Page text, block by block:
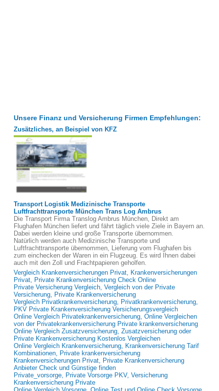
Unsere Finanz und Versicherung Firmen Empfehlungen:
Zusätzliches, an Beispiel von KFZ
Transport Logistik Medizinische Transporte
Luftfrachttransporte München Trans Log Ambrus
Die Transport Firma Translog Ambrus München, Direkt am
Flughafen München liefert und fährt täglich viele Ziele in Bayern an.
Dabei werden kleine und große Transporte übernommen.
Natürlich werden auch Medizinische Transporte und
Luftfrachttransporte übernommen, Lieferung vom Flughafen bis
zum einchecken der Waren in ein Flugzeug. Es wird Ihnen dabei
auch mit den Zoll und Frachtpapieren geholfen.
Vergleich Krankenversicherungen Privat, Krankenversicherungen
Privat, Private Krankenversicherung Check Online
Private Versicherung Vergleich, Vergleich von der Private
Versicherung, Private Krankenversicherung
Vergleich Privatkrankenversicherung, Privatkrankenversicherung,
PKV Private Krankenversicherung Versicherungsvergleich
Online Vergleich Privatekrankenversicherung, Online Vergleichen
von der Privatekrankenversicherung Private krankenversicherung
Online Vergleich Zusatzversicherung, Zusatzversicherung oder
Private Krankenversicherung Kostenlos Vergleichen
Online Vergleich Krankenversicherung, Krankenversicherung Tarif
Kombinationen, Private krankenversicherung
Krankenversicherungen Privat, Private Krankenversicherung
Anbieter Check und Günstige finden
Private_vorsorge, Private Vorsorge PKV, Versicherung
Krankenversicherung Private